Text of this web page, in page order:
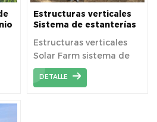
Estructuras verticales
Sistema de estanterías
Montaje en suelo de
paneles solares Sistema
de montaje de granjas
solares en suelo
Estructuras verticales
Solar Farm sistema de
estanterías panel solar
montaje en tierra
DETALLE